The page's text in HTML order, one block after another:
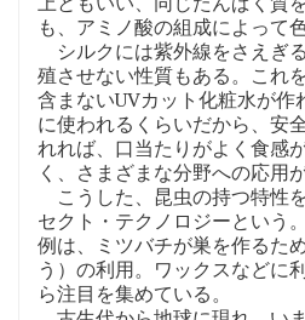
も、アミノ酸の組成によって
シルクには紫外線をさえぎ
殖させない性質もある。これ
含まないUVカット化粧水が作
に使われるくらいだから、安
れれば、口当たりがよく食感
く、さまざまな分野への応用
こうした、昆虫の持つ特性
セクト・テクノロジーという
例は、ミツバチが巣を作るた
う）の利用。ワックスなどに
ら注目を集めている。